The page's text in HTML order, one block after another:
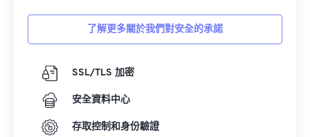
了解更多關於我們對安全的承諾
SSL/TLS 加密
安全資料中心
存取控制和身份驗證